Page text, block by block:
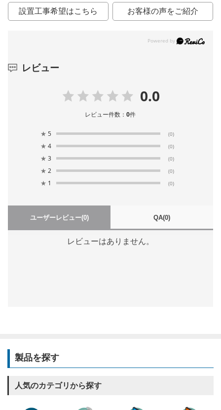
設置工事希望はこちら お客様の声をご紹介
レビュー
0.0
レビュー件数：0件
★ 5 (0)
★ 4 (0)
★ 3 (0)
★ 2 (0)
★ 1 (0)
ユーザーレビュー(0) QA(0)
レビューはありません。
製品を探す
人気のカテゴリから探す